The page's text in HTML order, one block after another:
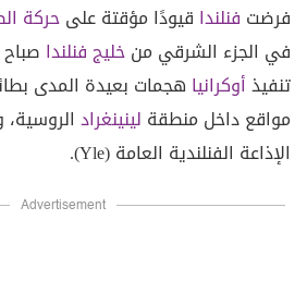
فرضت فنلندا قيودًا مؤقتة علىحركة
في الجزء الشرقي منخليج فنلندا صباح 4
تنفيذأوكرانيا هجمات بعيدة المدى
مواقع داخل منطقة لينينغراد
الإذاعة الفنلندية العامة (Yle).
Advertisement